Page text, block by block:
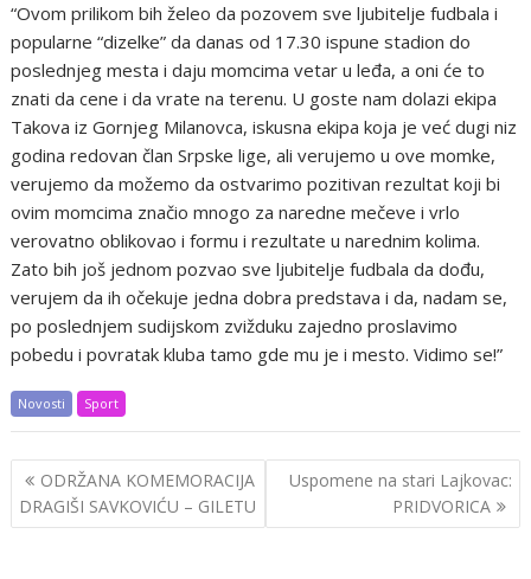
“Ovom prilikom bih želeo da pozovem sve ljubitelje fudbala i
popularne “dizelke” da danas od 17.30 ispune stadion do
poslednjeg mesta i daju momcima vetar u leđa, a oni će to
znati da cene i da vrate na terenu. U goste nam dolazi ekipa
Takova iz Gornjeg Milanovca, iskusna ekipa koja je već dugi niz
godina redovan član Srpske lige, ali verujemo u ove momke,
verujemo da možemo da ostvarimo pozitivan rezultat koji bi
ovim momcima značio mnogo za naredne mečeve i vrlo
verovatno oblikovao i formu i rezultate u narednim kolima.
Zato bih još jednom pozvao sve ljubitelje fudbala da dođu,
verujem da ih očekuje jedna dobra predstava i da, nadam se,
po poslednjem sudijskom zvižduku zajedno proslavimo
pobedu i povratak kluba tamo gde mu je i mesto. Vidimo se!”
Novosti Sport
Post
navigation
ODRŽANA KOMEMORACIJA
DRAGIŠI SAVKOVIĆU – GILETU
Uspomene na stari Lajkovac:
PRIDVORICA